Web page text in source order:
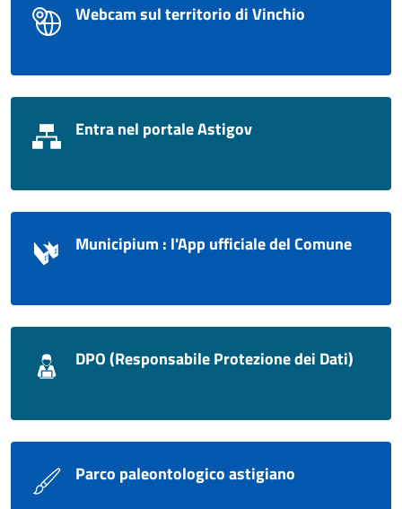
Webcam sul territorio di Vinchio
Entra nel portale Astigov
Municipium : l'App ufficiale del Comune
DPO (Responsabile Protezione dei Dati)
Parco paleontologico astigiano